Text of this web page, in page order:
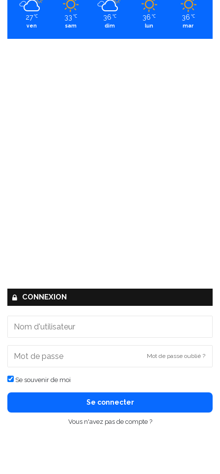
27 ℃
ven
33 ℃
sam
36 ℃
dim
36 ℃
lun
36 ℃
mar
CONNEXION
Mot de passe oublié ?
Se souvenir de moi
Se connecter
Vous n'avez pas de compte ?